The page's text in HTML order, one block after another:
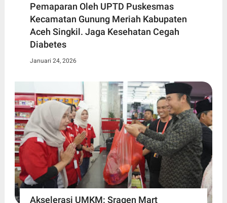
Pemaparan Oleh UPTD Puskesmas
Kecamatan Gunung Meriah Kabupaten
Aceh Singkil. Jaga Kesehatan Cegah
Diabetes
Januari 24, 2026
Akselerasi UMKM: Sragen Mart